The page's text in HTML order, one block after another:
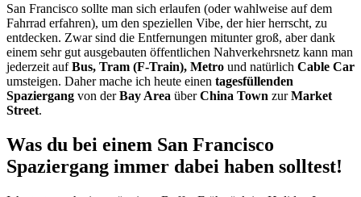
San Francisco sollte man sich erlaufen (oder wahlweise auf dem
Fahrrad erfahren), um den speziellen Vibe, der hier herrscht, zu
entdecken. Zwar sind die Entfernungen mitunter groß, aber dank
einem sehr gut ausgebauten öffentlichen Nahverkehrsnetz kann man
jederzeit aufBus, Tram (F-Train), Metro und natürlich Cable Car
umsteigen. Daher mache ich heute einen tagesfüllenden
Spaziergang von derBay Area überChina Town zurMarket
Street.
Was du bei einem San Francisco
Spaziergang immer dabei haben solltest!